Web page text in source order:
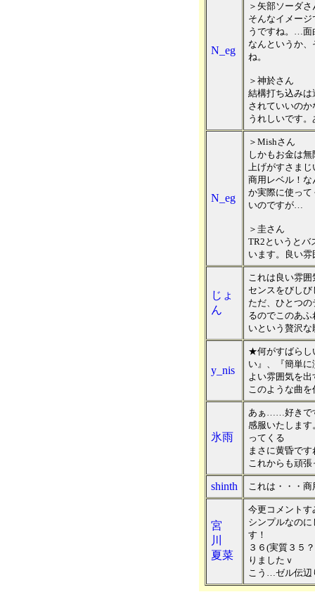
N_eg
＞矢部ソーダさ
そんなイメー
うですね。…面
なんというか
ね。
＞神於さん
結構打ち込み
されていいの
うれしいです
N_eg
＞Mishさん
しかもお金は
上げがすさま
商用レベル！
か実際に使っ
いのですが…
＞圭さん
TR2というとバ
います。良い
じょ
ん
これは良い雰
センスをびし
ただ、ひとつ
るのでこのあ
いという贅沢
y_nis
★何がすばらし
い』、『簡単
よい雰囲気を
このような曲
氷雨
あぁ……好きで
感服いたしま
ってくる
まさに黄昏です
これからも頑
shinth これは・・・
宮
川
夏菜
今更コメントす
シンプルなの
す！
３６(実質３５
りましたｖ
こう…ゼル伝辺